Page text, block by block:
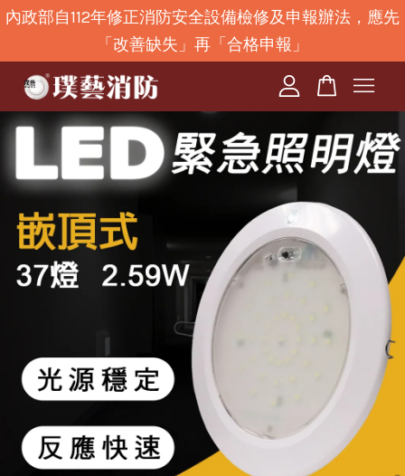
內政部自112年修正消防安全設備檢修及申報辦法，應先
「改善缺失」再「合格申報」
您的購物車目前還是空的。
繼續購物